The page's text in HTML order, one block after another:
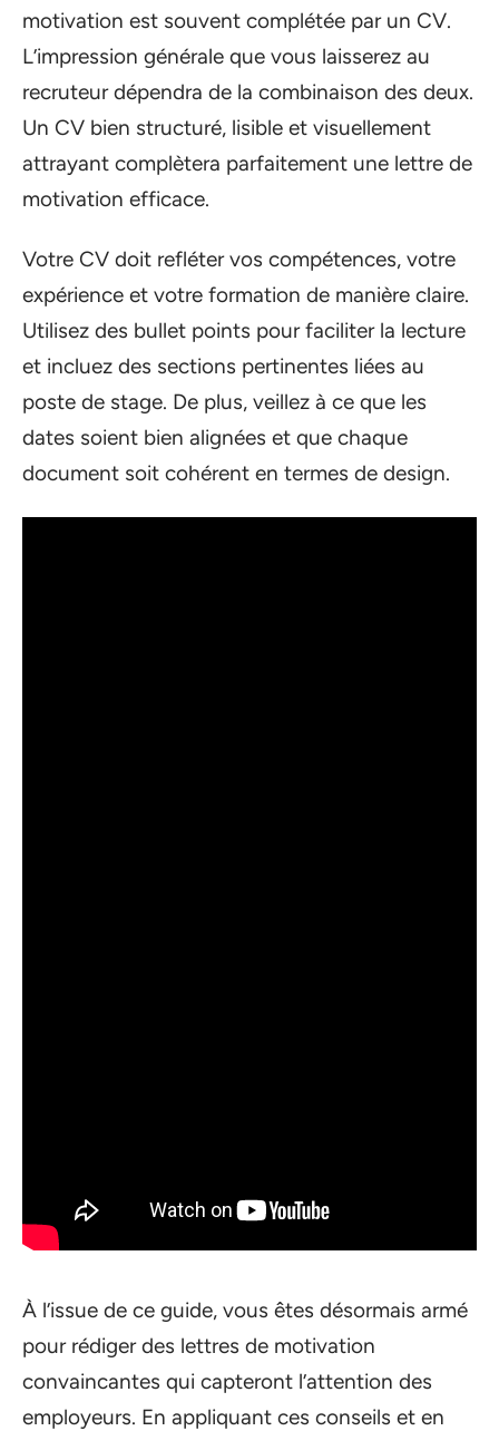
motivation est souvent complétée par un CV.
L’impression générale que vous laisserez au
recruteur dépendra de la combinaison des deux.
Un CV bien structuré, lisible et visuellement
attrayant complètera parfaitement une lettre de
motivation efficace.
Votre CV doit refléter vos compétences, votre
expérience et votre formation de manière claire.
Utilisez des bullet points pour faciliter la lecture
et incluez des sections pertinentes liées au
poste de stage. De plus, veillez à ce que les
dates soient bien alignées et que chaque
document soit cohérent en termes de design.
À l’issue de ce guide, vous êtes désormais armé
pour rédiger des lettres de motivation
convaincantes qui capteront l’attention des
employeurs. En appliquant ces conseils et en